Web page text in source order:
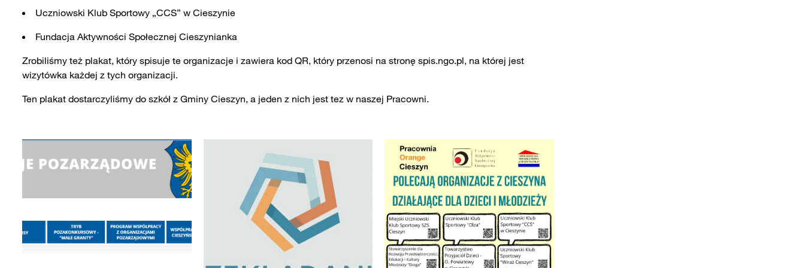
Uczniowski Klub Sportowy „CCS” w Cieszynie
Fundacja Aktywności Społecznej Cieszynianka
Zrobiliśmy też plakat, który spisuje te organizacje i zawiera kod QR, który przenosi na stronę spis.ngo.pl, na której jest
wizytówka każdej z tych organizacji.
Ten plakat dostarczyliśmy do szkół z Gminy Cieszyn, a jeden z nich jest tez w naszej Pracowni.